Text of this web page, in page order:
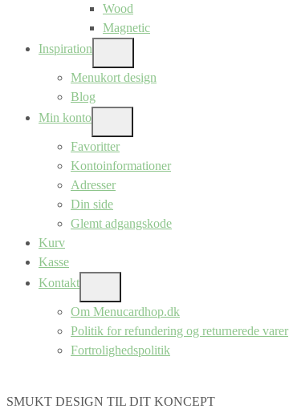
Wood
Magnetic
Inspiration
SUB
MENU
Menukort design
Blog
Min konto
SUB
MENU
Favoritter
Kontoinformationer
Adresser
Din side
Glemt adgangskode
Kurv
Kasse
Kontakt
SUB
MENU
Om Menucardhop.dk
Politik for refundering og returnerede varer
Fortrolighedspolitik
SMUKT DESIGN TIL DIT KONCEPT